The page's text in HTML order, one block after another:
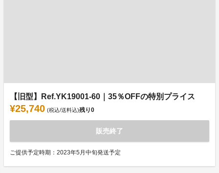
【旧型】Ref.YK19001-60｜35％OFFの特別プライス
¥25,740 (税込/送料込)残り0
販売終了
ご提供予定時期：2023年5月中旬発送予定